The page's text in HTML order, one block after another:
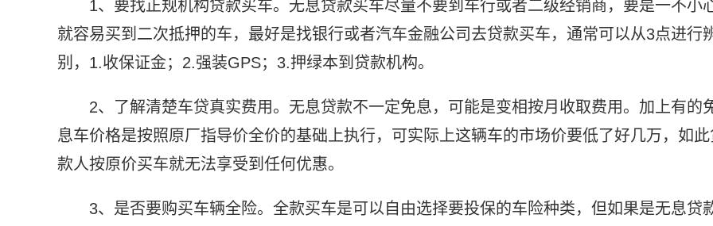
1、要找正规机构贷款买车。无息贷款买车尽量不要到车行或者二级经销商，要是一不小
就容易买到二次抵押的车，最好是找银行或者汽车金融公司去贷款买车，通常可以从3点进行
别，1.收保证金；2.强装GPS；3.押绿本到贷款机构。
2、了解清楚车贷真实费用。无息贷款不一定免息，可能是变相按月收取费用。加上有的
息车价格是按照原厂指导价全价的基础上执行，可实际上这辆车的市场价要低了好几万，如此
款人按原价买车就无法享受到任何优惠。
3、是否要购买车辆全险。全款买车是可以自由选择要投保的车险种类，但如果是无息贷